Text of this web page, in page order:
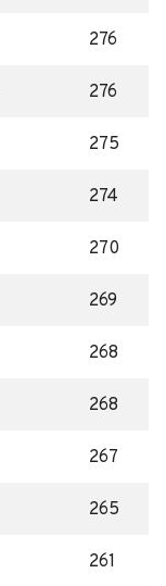
276
276
275
274
270
269
268
268
267
265
261